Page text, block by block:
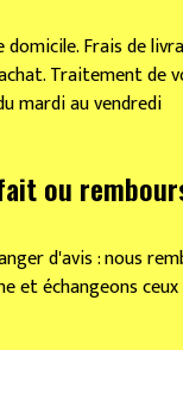
Frais de
Traitement de
mardi au vendredi
ou
d'avis : nous
et échangeons